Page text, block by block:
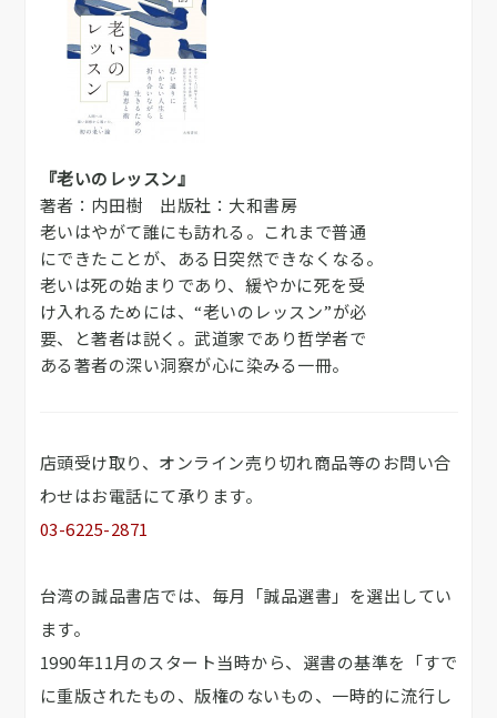
『老いのレッスン』
著者：内田樹 出版社：大和書房
老いはやがて誰にも訪れる。これまで普通
にできたことが、ある日突然できなくなる。
老いは死の始まりであり、緩やかに死を受
け入れるためには、“老いのレッスン”が必
要、と著者は説く。武道家であり哲学者で
ある著者の深い洞察が心に染みる一冊。
店頭受け取り、オンライン売り切れ商品等のお問い合
わせはお電話にて承ります。
03-6225-2871
台湾の誠品書店では、毎月「誠品選書」を選出してい
ます。
1990年11月のスタート当時から、選書の基準を「すで
に重版されたもの、版権のないもの、一時的に流行し